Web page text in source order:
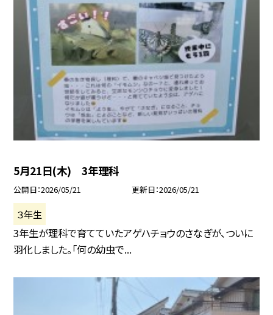
5月21日(木) 3年理科
公開日 2026/05/21 更新日 2026/05/21
３年生
3年生が理科で育てていたアゲハチョウのさなぎが、ついに
羽化しました。「何の幼虫で...